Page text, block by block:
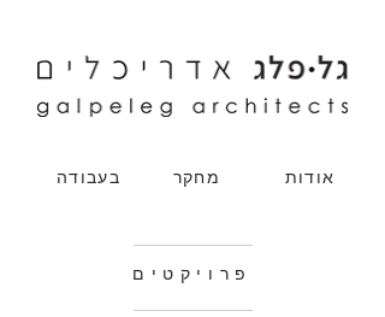
בעבודה מחקר אודות
פרויקטים